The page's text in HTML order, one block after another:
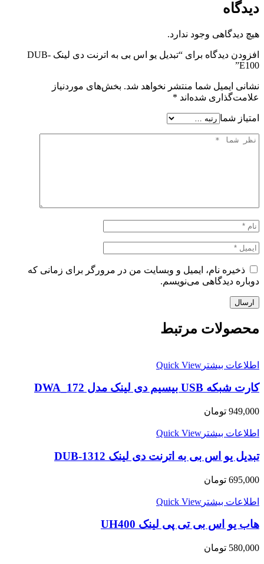
دیدگاه
هیچ دیدگاهی وجود ندارد.
افزودن دیدگاه برای “تبدیل یو اس بی به اترنت دی لینک DUB-
E100”
نشانی ایمیل شما منتشر نخواهد شد. بخش‌های موردنیاز
علامت‌گذاری شده‌اند *
امتیاز شما
ذخیره نام، ایمیل و وبسایت من در مرورگر برای زمانی که
دوباره دیدگاهی می‌نویسم.
محصولات مرتبط
اطلاعات بیشتر Quick View
کارت شبکه USB بیسیم دی لینک مدل DWA_172
949,000 تومان
اطلاعات بیشتر Quick View
تبدیل یو اس بی به اترنت دی لینک DUB-1312
695,000 تومان
اطلاعات بیشتر Quick View
هاب یو اس بی تی پی لینک UH400
580,000 تومان